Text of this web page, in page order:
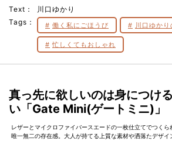
Text：
川口ゆかり
Tags：
働く私にごほうび 川口ゆか
忙しくてもおしゃれ
真っ先に欲しいのは身につけ
い「Gate Mini(ゲートミニ)」
レザーとマイクロファイバースエードの一枚仕立てでつくら
唯一無二の存在感。大人が持てる上質な素材や洒落たデザ